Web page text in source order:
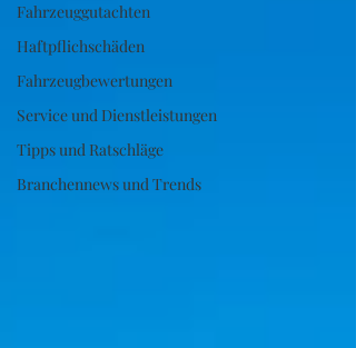
Fahrzeuggutachten
Haftpflichschäden
Fahrzeugbewertungen
Service und Dienstleistungen
Tipps und Ratschläge
Branchennews und Trends